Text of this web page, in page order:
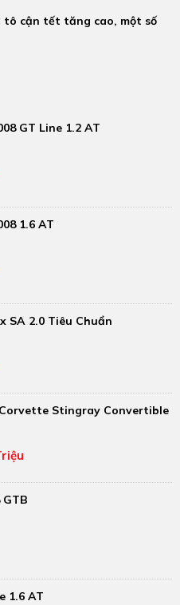
tô cận tết tăng cao, một số
GT Line 1.2 AT
1.6 AT
SA 2.0 Tiêu Chuẩn
Stingray Convertible
1.6 AT